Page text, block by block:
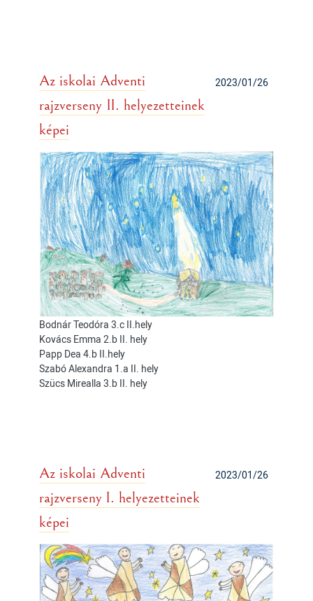
2023/01/26
Az iskolai Adventi
rajzverseny II. helyezetteinek
képei
Bodnár Teodóra 3.c II.hely
Kovács Emma 2.b II. hely
Papp Dea 4.b II.hely
Szabó Alexandra 1.a II. hely
Szücs Mirealla 3.b II. hely
2023/01/26
Az iskolai Adventi
rajzverseny I. helyezetteinek
képei